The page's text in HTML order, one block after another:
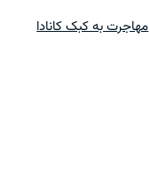
مهاجرت به کبک کانادا